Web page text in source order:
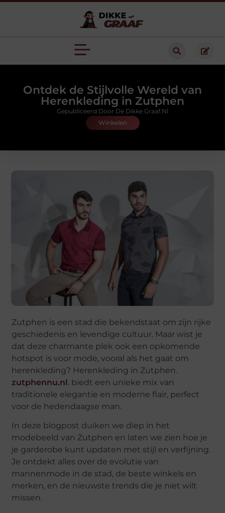
Ontdek de Stijlvolle Wereld van
Herenkleding in Zutphen
Winkelen
Gepubliceerd Door De Dikke Graaf.nl
Zutphen is een stad die bekendstaat om zijn rijke
geschiedenis en levendige cultuur. Maar wist je
dat deze charmante plek ook een opkomende
hotspot is voor mode, vooral als het gaat om
herenkleding? Herenkleding in Zutphen.
zutphennu.nl. biedt een unieke mix van
traditionele elegantie en moderne flair, perfect
voor de hedendaagse man.
In deze blogpost duiken we diep in het
modebeeld van Zutphen en laten we zien hoe je
je garderobe kunt updaten met stijl en verfijning.
Je ontdekt alles over de evolutie van
mannenmode in de stad, de beste winkels en
merken, en de nieuwste trends die je niet wilt
missen.